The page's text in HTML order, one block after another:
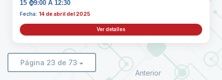
15 ⌚9:00 A 12:30
Fecha: 14 de abril del 2025
Ver detalles
Página 23 de 73
Anterior